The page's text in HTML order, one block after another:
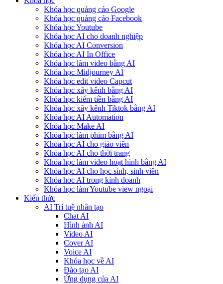
Khóa học quảng cáo Google
Khóa học quảng cáo Facebook
Khóa học Youtube
Khóa học AI cho doanh nghiệp
Khóa học AI Conversion
Khóa học AI In Office
Khóa học làm video bằng AI
Khóa học Midjourney AI
Khóa học edit video Capcut
Khóa học xây kênh bằng AI
Khóa học kiếm tiền bằng AI
Khóa học xây kênh Tiktok bằng AI
Khóa học AI Automation
Khóa học Make AI
Khóa học làm phim bằng AI
Khóa học AI cho giáo viên
Khóa học AI cho thời trang
Khóa học làm video hoạt hình bằng AI
Khóa học AI cho học sinh, sinh viên
Khóa hoc AI trong kinh doanh
Khóa học làm Youtube view ngoại
Kiến thức
AI Trí tuệ nhân tạo
Chat AI
Hình ảnh AI
Video AI
Cover AI
Voice AI
Khóa học về AI
Đào tạo AI
Ứng dụng của AI